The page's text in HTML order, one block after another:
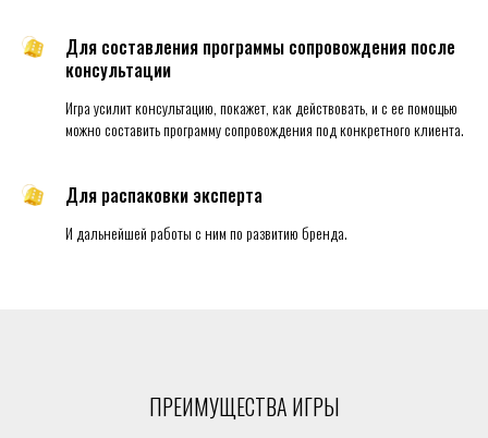
Для составления программы сопровождения после
консультации
Игра усилит консультацию, покажет, как действовать, и с ее помощью
можно составить программу сопровождения под конкретного клиента.
Для распаковки эксперта
И дальнейшей работы с ним по развитию бренда.
ПРЕИМУЩЕСТВА ИГРЫ